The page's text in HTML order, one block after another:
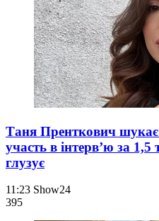
Таня Пренткович шукає
участь в інтервʼю за 1,5
глузує
11:23 Show24
395